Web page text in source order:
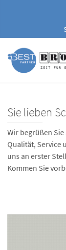
Sie lieben
Wir begrüßen
Qualität, Service
uns an erster
Kommen Sie